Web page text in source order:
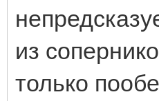
из
только